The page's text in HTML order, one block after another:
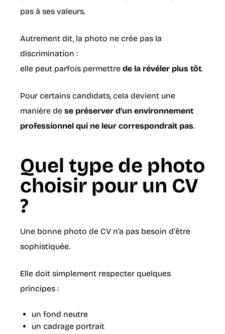
pas à ses valeurs.
Autrement dit, la photo ne crée pas la
discrimination :
elle peut parfois permettre de la révéler plus tôt.
Pour certains candidats, cela devient une
manière de se préserver d’un environnement
professionnel qui ne leur correspondrait pas.
Quel type de photo
choisir pour un CV
?
Une bonne photo de CV n’a pas besoin d’être
sophistiquée.
Elle doit simplement respecter quelques
principes :
un fond neutre
un cadrage portrait